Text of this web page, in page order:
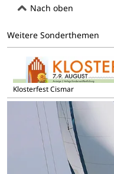
Nach oben
Weitere Sonderthemen
Klosterfest Cismar